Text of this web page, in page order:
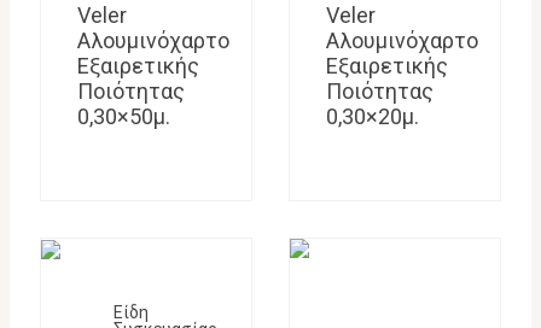
Veler
Αλουμινόχαρτο
Εξαιρετικής
Ποιότητας
0,30×50μ.
Veler
Αλουμινόχαρτο
Εξαιρετικής
Ποιότητας
0,30×20μ.
Είδη